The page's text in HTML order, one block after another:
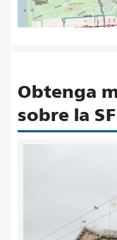
Obtenga
sobre la